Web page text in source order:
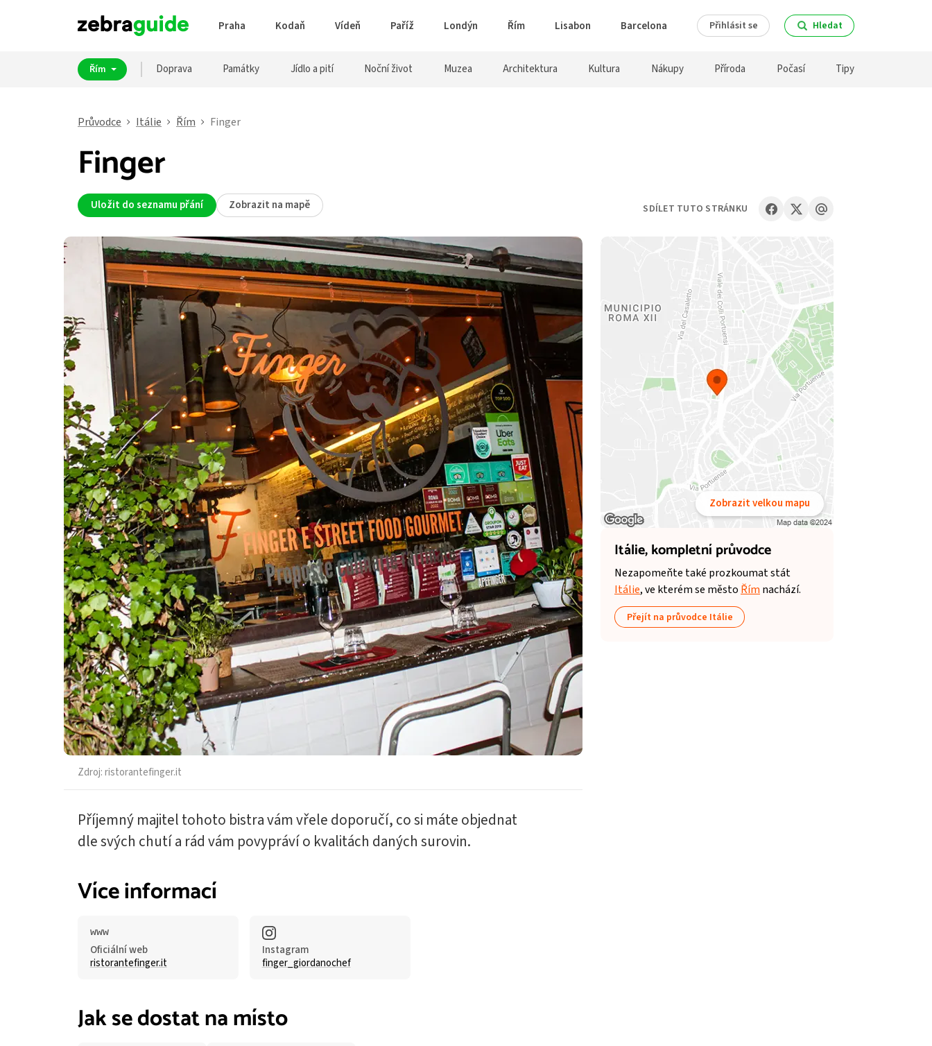
Praha Kodaň Vídeň Paříž Londýn Řím Lisabon Barcelona Přihlásit se Hledat
Řím Doprava Památky Jídlo a pití Noční život Muzea Architektura Kultura Nákupy Příroda Počasí Tipy
Průvodce Itálie Řím Finger
Finger
Uložit do seznamu přání Zobrazit na mapě
Zdroj:ristorantefinger.it
Příjemný majitel tohoto bistra vám vřele doporučí, co si máte objednat
dle svých chutí a rád vám povypráví o kvalitách daných surovin.
Více informací
Oficiální web
ristorantefinger.it
Instagram
finger_giordanochef
Jak se dostat na místo
Zobrazit velkou mapu
Itálie,kompletní průvodce
Nezapomeňte také prozkoumat stát
Itálie, ve kterém se město Řím nachází.
Přejít na průvodce Itálie
SDÍLET TUTO STRÁNKU